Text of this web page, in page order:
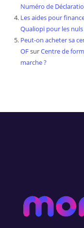
Numéro de
Les aides pour
Qualiopi pour les
Peut-on acheter sa
OFsurCentre de
marche ?